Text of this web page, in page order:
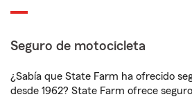
Seguro de motocicleta
¿Sabía que State Farm ha ofrecido
desde 1962? State Farm ofrece